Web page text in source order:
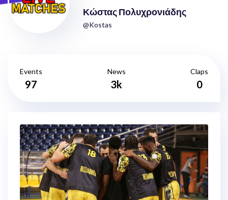
Κώστας Πολυχρονιάδης
@Kostas
Events
97
News
3k
Claps
0